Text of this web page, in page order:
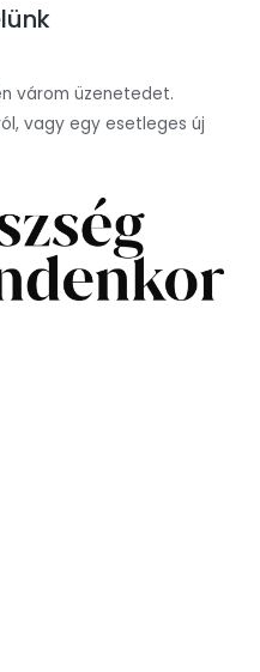
várom üzenetedet.
vagy egy esetleges új